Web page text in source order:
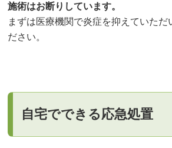
施術はお断りしています。
まずは医療機関で炎症を抑えていただ
ださい。
自宅でできる応急処置